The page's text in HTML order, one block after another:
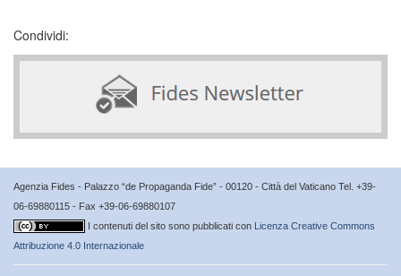
Condividi:
Agenzia Fides - Palazzo “de Propaganda Fide” - 00120 - Città del Vaticano Tel. +39-
06-69880115 - Fax +39-06-69880107
I contenuti del sito sono pubblicati con Licenza Creative Commons
Attribuzione 4.0 Internazionale